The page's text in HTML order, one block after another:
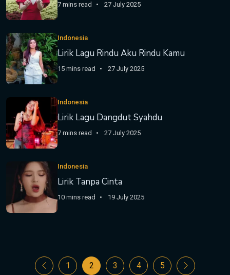
7 mins read 27 July 2025
Indonesia
Lirik Lagu Rindu Aku Rindu Kamu
15 mins read 27 July 2025
Indonesia
Lirik Lagu Dangdut Syahdu
7 mins read 27 July 2025
Indonesia
Lirik Tanpa Cinta
10 mins read 19 July 2025
1 2 3 4 5